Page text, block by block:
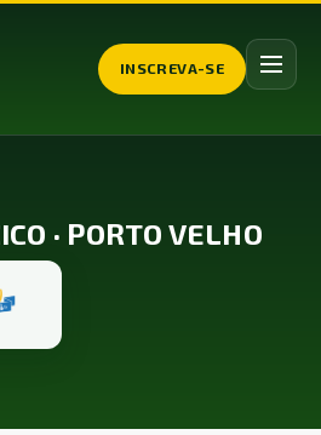
INSCREVA-SE
· PORTO VELHO